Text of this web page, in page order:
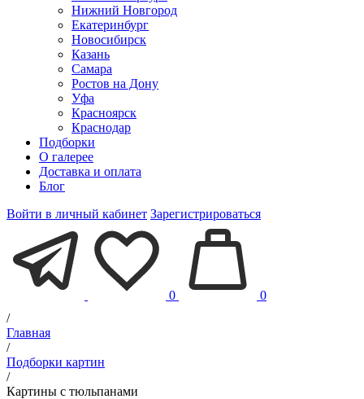
Нижний Новгород
Екатеринбург
Новосибирск
Казань
Самара
Ростов на Дону
Уфа
Красноярск
Краснодар
Подборки
О галерее
Доставка и оплата
Блог
Войти в личный кабинет Зарегистрироваться
0
0
/
Главная
/
Подборки картин
/
Картины с тюльпанами